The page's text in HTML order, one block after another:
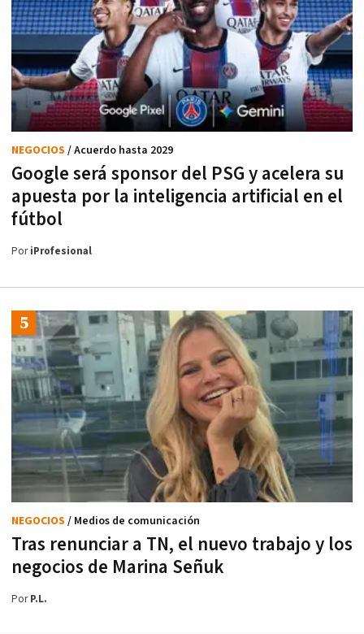
Google será sponsor del PSG y acelera su
apuesta por la inteligencia artificial en el
fútbol
NEGOCIOS / Acuerdo hasta 2029
PoriProfesional
Tras renunciar a TN, el nuevo trabajo y los
negocios de Marina Señuk
NEGOCIOS / Medios de comunicación
PorP.L.